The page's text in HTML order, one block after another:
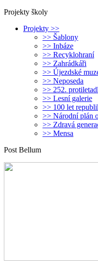
Projekty školy
Projekty >>
>> Šablony
>> Inbáze
>> Recyklohraní
>> Zahrádkáři
>> Újezdské
>> Neposeda
>> 252.
>> Lesní galerie
>> 100 let
>> Národní plán
>> Zdravá
>> Mensa
Post Bellum